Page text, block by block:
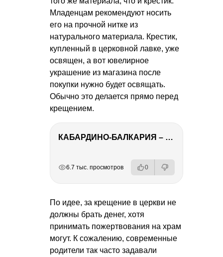
Младенцам рекомендуют носить
его на прочной нитке из
натурального материала. Крестик,
купленный в церковной лавке, уже
освящен, а вот ювелирное
украшение из магазина после
покупки нужно будет освящать.
Обычно это делается прямо перед
крещением.
КАБАРДИНО-БАЛКАРИЯ – ПУТЕШЕСТВИЕ НА КАВКАЗ часть 3
6.7 тыс. просмотров 0
По идее, за крещение в церкви не
должны брать денег, хотя
принимать пожертвования на храм
могут. К сожалению, современные
родители так часто задавали